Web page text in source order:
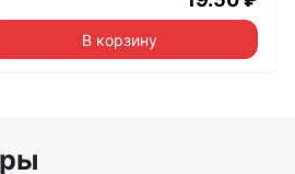
В корзину